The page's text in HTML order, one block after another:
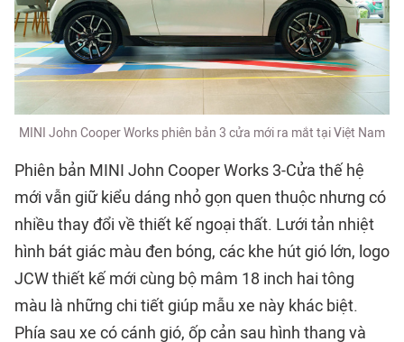
MINI John Cooper Works phiên bản 3 cửa mới ra mắt tại Việt Nam
Phiên bản MINI John Cooper Works 3-Cửa thế hệ
mới vẫn giữ kiểu dáng nhỏ gọn quen thuộc nhưng có
nhiều thay đổi về thiết kế ngoại thất. Lưới tản nhiệt
hình bát giác màu đen bóng, các khe hút gió lớn, logo
JCW thiết kế mới cùng bộ mâm 18 inch hai tông
màu là những chi tiết giúp mẫu xe này khác biệt.
Phía sau xe có cánh gió, ốp cản sau hình thang và